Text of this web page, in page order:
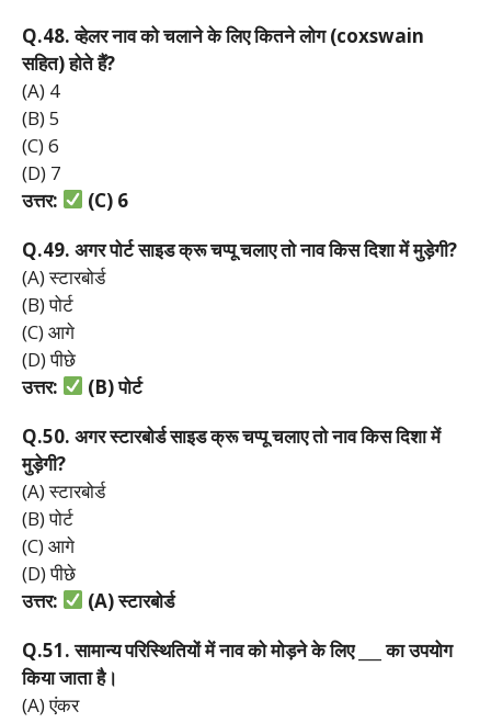
Q.48.व्हेलरनावकोचलानेकेलिएकितनेलोग (coxswain
सहित)होतेहैं?
(A) 4
(B) 5
(C) 6
(D) 7
उत्तर:
(C) 6
Q.49. अगरपोर्टसाइडक्रूचप्पूचलाएतोनावकिसदिशामेंमुड़ेगी?
(A) स्टारबोर्ड
(B) पोर्ट
(C) आगे
(D) पीछे
उत्तर:
(B)पोर्ट
Q.50. अगरस्टारबोर्डसाइडक्रूचप्पूचलाएतोनावकिसदिशामें
मुड़ेगी?
(A) स्टारबोर्ड
(B) पोर्ट
(C) आगे
(D) पीछे
उत्तर:
(A)स्टारबोर्ड
Q.51.सामान्यपरिस्थितियोंमेंनावकोमोड़नेकेलिए ___काउपयोग
कियाजाताहै।
(A) एंकर